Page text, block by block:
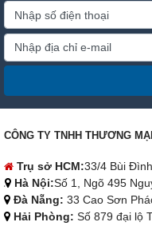
CÔNG TY TNHH THƯƠNG
Trụ sở HCM:33/4 Bùi
Hà Nội:Số 1, Ngõ 495
Đà Nẵng: 33 Cao Sơn
Hải Phòng: Số 879 đại lộ